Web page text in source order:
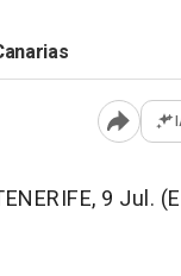
Abrir
9 Jul.